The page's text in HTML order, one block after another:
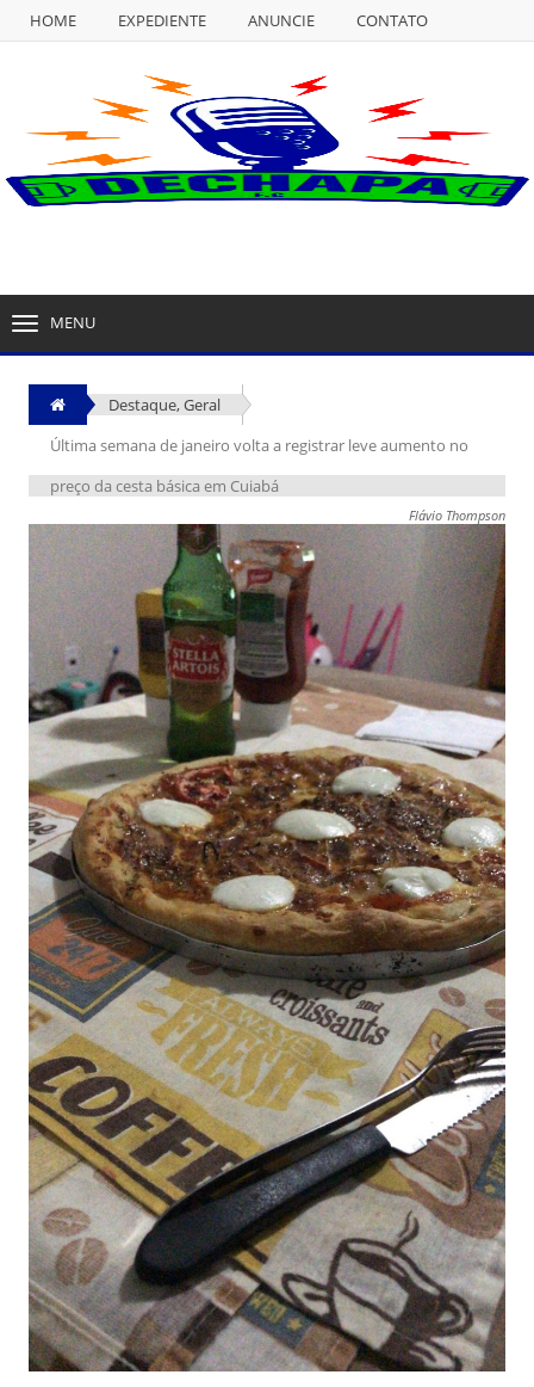
HOME EXPEDIENTE ANUNCIE
CONTATO
EXPEDIENTE ANUNCIE
MENU
Destaque,Geral
Última semana de janeiro volta a registrar leve aumento no
preço da cesta básica em Cuiabá
Flávio Thompson